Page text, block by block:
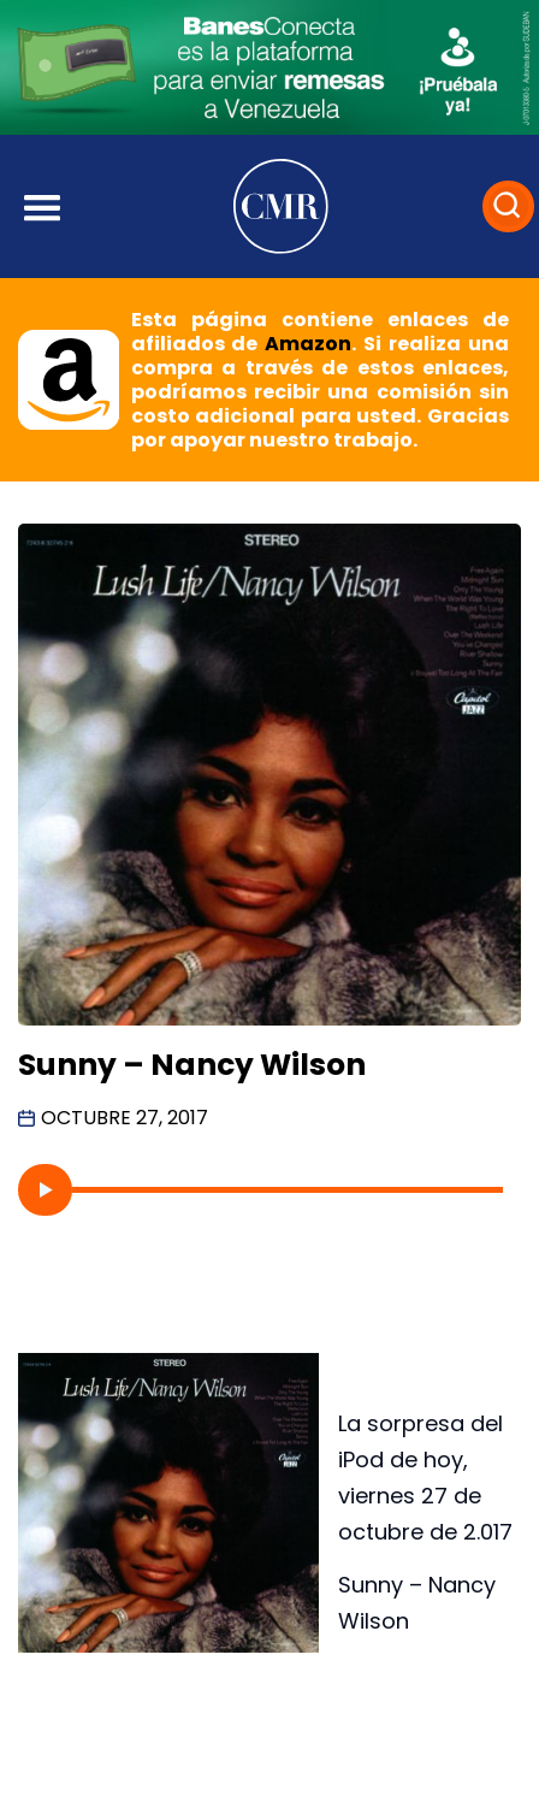
Esta página contiene enlaces de
afiliados deAmazon. Si realiza una
compra a través de estos enlaces,
podríamos recibir una comisión sin
costo adicional para usted. Gracias
por apoyar nuestro trabajo.
Sunny – Nancy Wilson
OCTUBRE 27, 2017
La sorpresa del
iPod de hoy,
viernes 27 de
octubre de 2.017
Sunny – Nancy
Wilson